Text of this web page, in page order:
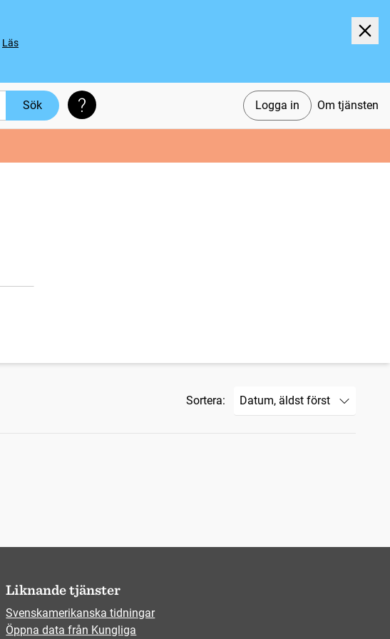
Läs
Logga in Om tjänsten
Sök Söktips
Sortera:
Liknande tjänster
Svenskamerikanska tidningar
Öppna data från Kungliga